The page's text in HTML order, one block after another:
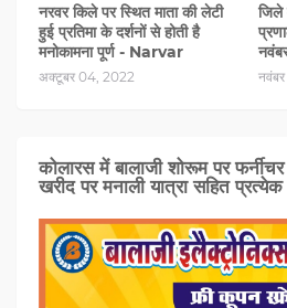
नरवर किले पर स्थित माता की लेटी
हुई प्रतिमा के दर्शनों से होती है
मनोकामना पूर्ण - Narvar
अक्टूबर 04, 2022
जिले
कोलारस में बालाजी शोरूम पर
खरीद पर मनाली यात्रा सहित